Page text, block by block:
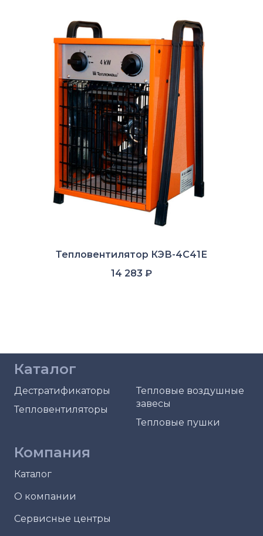
Тепловентилятор КЭВ-4С41Е
14 283 ₽
Каталог
Дестратификаторы
Тепловентиляторы
Тепловые воздушные
завесы
Тепловые пушки
Компания
Каталог
О компании
Сервисные центры